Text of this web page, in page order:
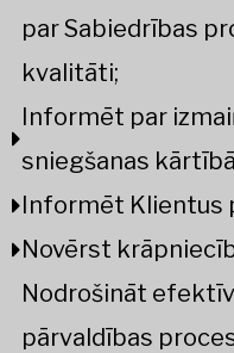
par Sabiedrības
kvalitāti;
Informēt par
sniegšanas
Informēt Klientus
Novērst
Nodrošināt
pārvaldības